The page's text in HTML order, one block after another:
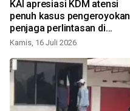
KAI apresiasi KDM atensi
penuh kasus pengeroyokan
penjaga perlintasan di
Leuwigoong
Kamis, 16 Juli 2026